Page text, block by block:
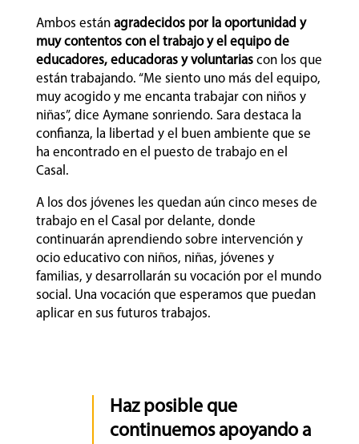
Ambos están agradecidos por la oportunidad y
muy contentos con el trabajo y el equipo de
educadores, educadoras y voluntariascon los que
están trabajando. “Me siento uno más del equipo,
muy acogido y me encanta trabajar con niños y
niñas”, dice Aymane sonriendo. Sara destaca la
confianza, la libertad y el buen ambiente que se
ha encontrado en el puesto de trabajo en el
Casal.
A los dos jóvenes les quedan aún cinco meses de
trabajo en el Casal por delante, donde
continuarán aprendiendo sobre intervención y
ocio educativo con niños, niñas, jóvenes y
familias, y desarrollarán su vocación por el mundo
social. Una vocación que esperamos que puedan
aplicar en sus futuros trabajos.
Haz posible que
continuemos apoyando a